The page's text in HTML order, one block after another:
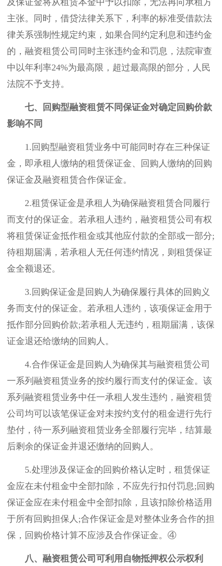
及保证金将从租赁本金中予以扣除，无法再向承租方
主张。同时，借贷法律关系下，利率的标准受借款法
律关系强制性规定约束，如果合同约定利息和违约金
的，融资租赁公司同时主张违约金和罚息，法院审查
中以年利率24%为最高限，超过最高限的部分，人民
法院不予支持。
七、回购型融资租赁不同保证金对确定回购价款
影响不同
1.回购型融资租赁业务中可能同时存在三种保证
金，即承租人缴纳的租赁保证金、回购人缴纳的回购
保证金及融资租赁合作保证金。
2.租赁保证金是承租人为确保融资租赁合同履行
而支付的保证金。若承租人违约，融资租赁公司有权
将租赁保证金抵作租金或其他应付款的全部或一部分;
待租期届满，若承租人无任何违约情况，则租赁保证
金全额退还。
3.回购保证金是回购人为确保履行具体的回购义
务而支付的保证金。若承租人违约，该项保证金用于
抵作部分回购价款;若承租人无违约，租期届满，该保
证金退还给缴纳的回购人。
4.合作保证金是回购人为确保其与融资租赁公司
一系列融资租赁业务的按约履行而支付的保证金。该
系列融资租赁业务中任一承租人发生违约，融资租赁
公司均可以该笔保证金对未按约支付的租金进行先行
垫付，待一系列融资租赁业务全部履行完毕，结算最
后剩余的保证金并退还缴纳的回购人。
5.处理涉及保证金的回购价格认定时，租赁保证
金应在未付租金中全部扣除，不应先行扣付罚息;回购
保证金应在未付租金中全部扣除，且该扣除价格适用
于所有回购担保人;合作保证金是对整体业务合作的担
保，回购价格计算不应涉及合作保证金。④
八、融资租赁公司可利用自物抵押权公示权利